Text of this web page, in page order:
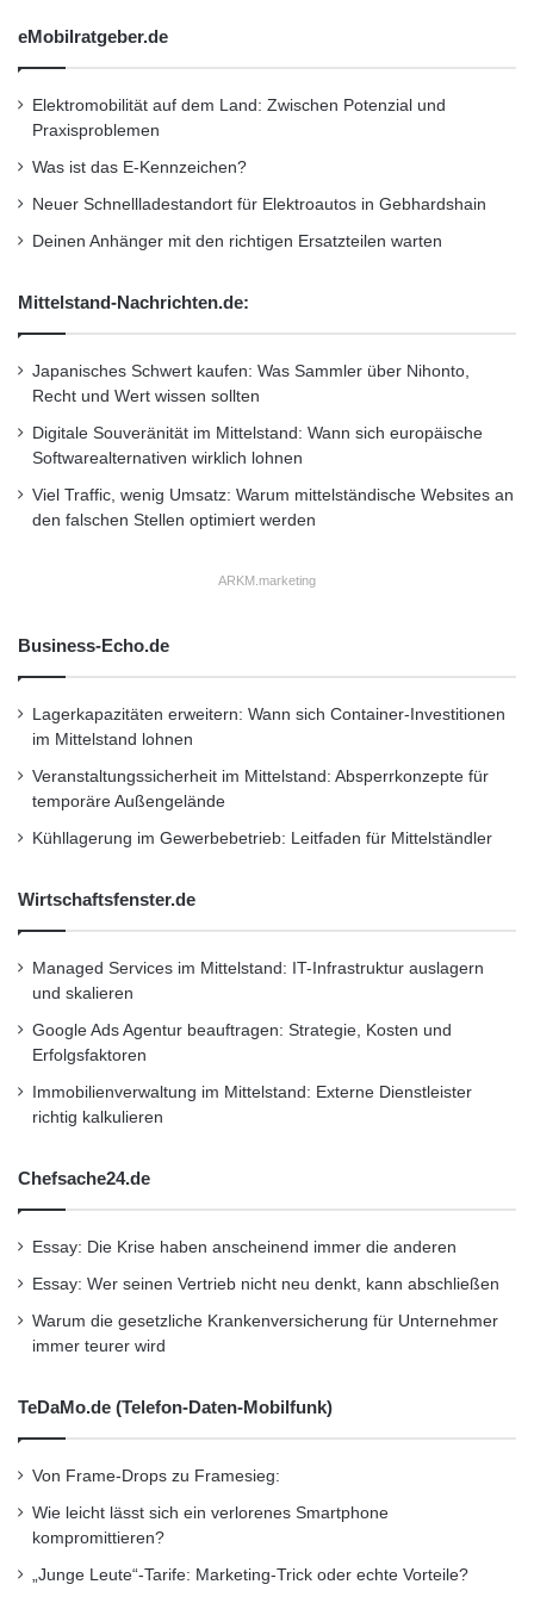
eMobilratgeber.de
Elektromobilität auf dem Land: Zwischen Potenzial und
Praxisproblemen
Was ist das E-Kennzeichen?
Neuer Schnellladestandort für Elektroautos in Gebhardshain
Deinen Anhänger mit den richtigen Ersatzteilen warten
Mittelstand-Nachrichten.de:
Japanisches Schwert kaufen: Was Sammler über Nihonto,
Recht und Wert wissen sollten
Digitale Souveränität im Mittelstand: Wann sich europäische
Softwarealternativen wirklich lohnen
Viel Traffic, wenig Umsatz: Warum mittelständische Websites an
den falschen Stellen optimiert werden
ARKM.marketing
Business-Echo.de
Lagerkapazitäten erweitern: Wann sich Container-Investitionen
im Mittelstand lohnen
Veranstaltungssicherheit im Mittelstand: Absperrkonzepte für
temporäre Außengelände
Kühllagerung im Gewerbebetrieb: Leitfaden für Mittelständler
Wirtschaftsfenster.de
Managed Services im Mittelstand: IT-Infrastruktur auslagern
und skalieren
Google Ads Agentur beauftragen: Strategie, Kosten und
Erfolgsfaktoren
Immobilienverwaltung im Mittelstand: Externe Dienstleister
richtig kalkulieren
Chefsache24.de
Essay: Die Krise haben anscheinend immer die anderen
Essay: Wer seinen Vertrieb nicht neu denkt, kann abschließen
Warum die gesetzliche Krankenversicherung für Unternehmer
immer teurer wird
TeDaMo.de (Telefon-Daten-Mobilfunk)
Von Frame-Drops zu Framesieg:
Wie leicht lässt sich ein verlorenes Smartphone
kompromittieren?
„Junge Leute“-Tarife: Marketing-Trick oder echte Vorteile?